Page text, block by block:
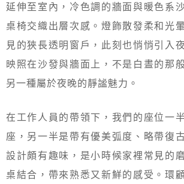
延伸至室內，冷色調的牆面與暖色系
桌椅交織出層次感。燈飾散發柔和光
見的狹長透明窗戶，此刻也悄悄引入
映照在沙發與牆面上，不是白晝的那
另一種屬於夜晚的靜謐魅力。
在工作人員的帶領下，我們的座位一
座，另一半是帶有優美弧度、略帶復
設計頗有趣味，是小時候家裡常見的
桌結合，帶來熟悉又新鮮的感受。環